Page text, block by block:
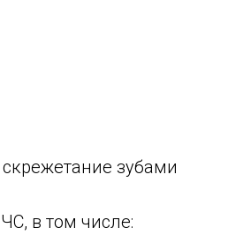
зубами
в том числе: